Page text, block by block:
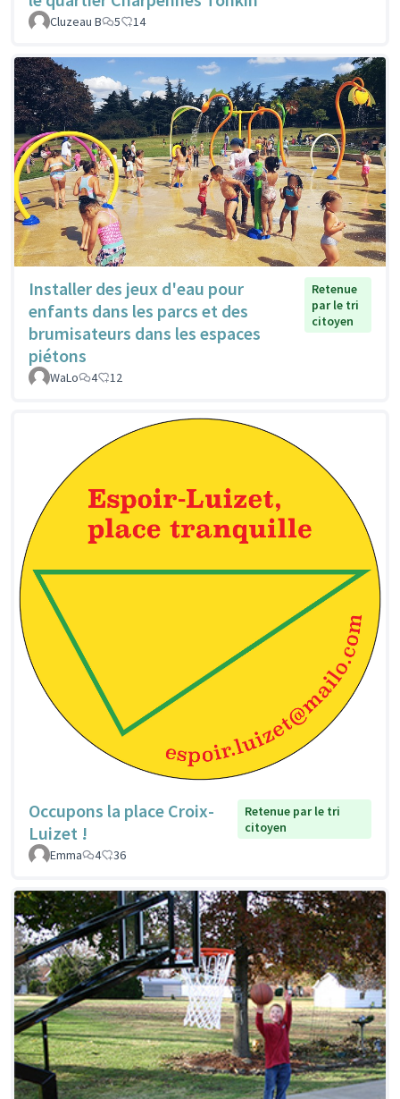
Cluzeau B 5 14
Installer des jeux d'eau pour
enfants dans les parcs et des
brumisateurs dans les espaces
piétons
Retenue
par le tri
citoyen
WaLo 4 12
Occupons la place Croix-
Luizet !
Retenue par le tri
citoyen
Emma
4 36